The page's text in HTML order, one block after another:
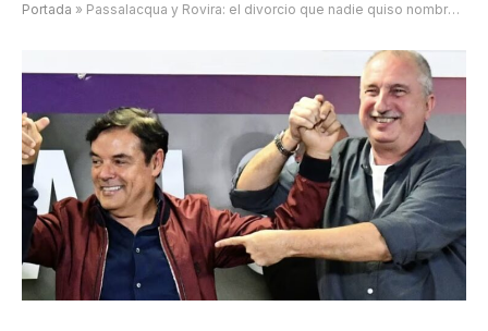
Portada » Passalacqua y Rovira: el divorcio que nadie quiso nombrar ya no tiene retorno